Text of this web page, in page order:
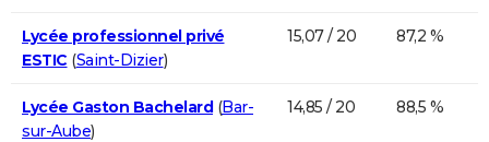
Lycée professionnel privé
ESTIC (Saint-Dizier)
15,07 / 20 87,2 %
Lycée Gaston Bachelard(Bar-
sur-Aube)
14,85 / 20 88,5 %